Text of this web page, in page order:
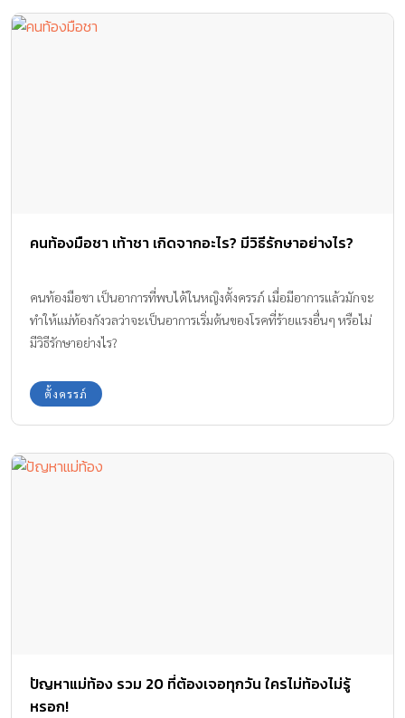
คนท้องมือชา เท้าชา เกิดจากอะไร? มีวิธีรักษาอย่างไร?
คนท้องมือชา เป็นอาการที่พบได้ในหญิงตั้งครรภ์ เมื่อมีอาการแล้วมักจะ
ทำให้แม่ท้องกังวลว่าจะเป็นอาการเริ่มต้นของโรคที่ร้ายแรงอื่นๆ หรือไม่
มีวิธีรักษาอย่างไร?
ตั้งครรภ์
ปัญหาแม่ท้อง รวม 20 ที่ต้องเจอทุกวัน ใครไม่ท้องไม่รู้
หรอก!